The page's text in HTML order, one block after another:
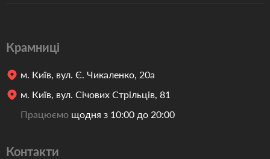
Крамниці
м. Київ, вул. Є. Чикаленко, 20а
м. Київ, вул. Січових Стрільців, 81
Працюємо щодня з 10:00 до 20:00
Контакти